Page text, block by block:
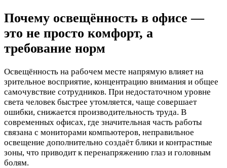
Почему освещённость в офисе —
это не просто комфорт, а
требование норм
Освещённость на рабочем месте напрямую влияет на
зрительное восприятие, концентрацию внимания и общее
самочувствие сотрудников. При недостаточном уровне
света человек быстрее утомляется, чаще совершает
ошибки, снижается производительность труда. В
современных офисах, где значительная часть работы
связана с мониторами компьютеров, неправильное
освещение дополнительно создаёт блики и контрастные
зоны, что приводит к перенапряжению глаз и головным
болям.